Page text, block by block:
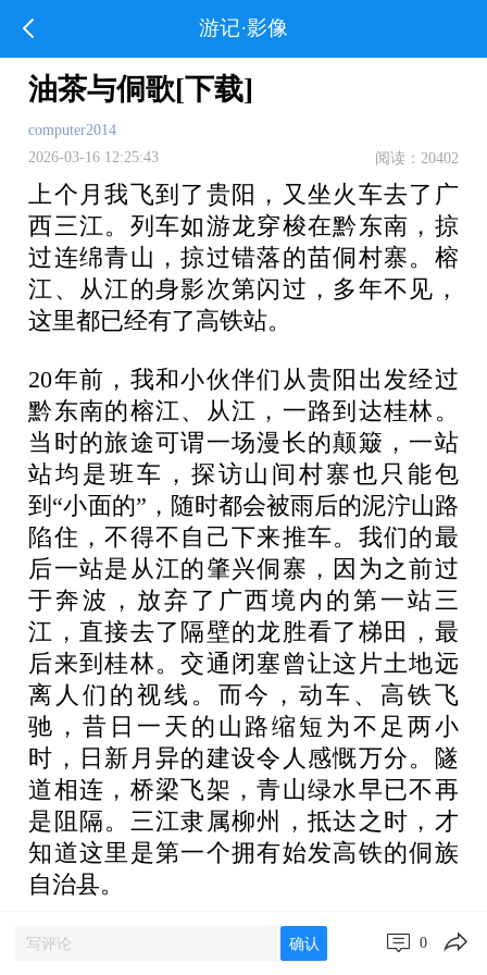
游记·影像
油茶与侗歌[下载]
computer2014
2026-03-16 12:25:43
阅读：20402
上个月我飞到了贵阳，又坐火车去了广
西三江。列车如游龙穿梭在黔东南，掠
过连绵青山，掠过错落的苗侗村寨。榕
江、从江的身影次第闪过，多年不见，
这里都已经有了高铁站。
20年前，我和小伙伴们从贵阳出发经过
黔东南的榕江、从江，一路到达桂林。
当时的旅途可谓一场漫长的颠簸，一站
站均是班车，探访山间村寨也只能包
到“小面的”，随时都会被雨后的泥泞山路
陷住，不得不自己下来推车。我们的最
后一站是从江的肇兴侗寨，因为之前过
于奔波，放弃了广西境内的第一站三
江，直接去了隔壁的龙胜看了梯田，最
后来到桂林。交通闭塞曾让这片土地远
离人们的视线。而今，动车、高铁飞
驰，昔日一天的山路缩短为不足两小
时，日新月异的建设令人感慨万分。隧
道相连，桥梁飞架，青山绿水早已不再
是阻隔。三江隶属柳州，抵达之时，才
知道这里是第一个拥有始发高铁的侗族
自治县。
正月十三是三江老堡乡鸟仔坳的老巴坡
确认 0